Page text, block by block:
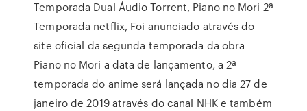
Temporada Dual Áudio Torrent, Piano no Mori 2ª
Temporada netflix, Foi anunciado através do
site oficial da segunda temporada da obra
Piano no Mori a data de lançamento, a 2ª
temporada do anime será lançada no dia 27 de
janeiro de 2019 através do canal NHK e também